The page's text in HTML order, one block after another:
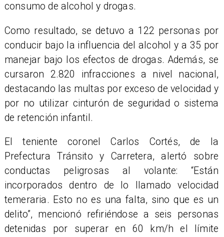
consumo de alcohol y drogas.
Como resultado, se detuvo a 122 personas por
conducir bajo la influencia del alcohol y a 35 por
manejar bajo los efectos de drogas. Además, se
cursaron 2.820 infracciones a nivel nacional,
destacando las multas por exceso de velocidad y
por no utilizar cinturón de seguridad o sistema
de retención infantil.
El teniente coronel Carlos Cortés, de la
Prefectura Tránsito y Carretera, alertó sobre
conductas peligrosas al volante: “Están
incorporados dentro de lo llamado velocidad
temeraria. Esto no es una falta, sino que es un
delito”, mencionó refiriéndose a seis personas
detenidas por superar en 60 km/h el límite